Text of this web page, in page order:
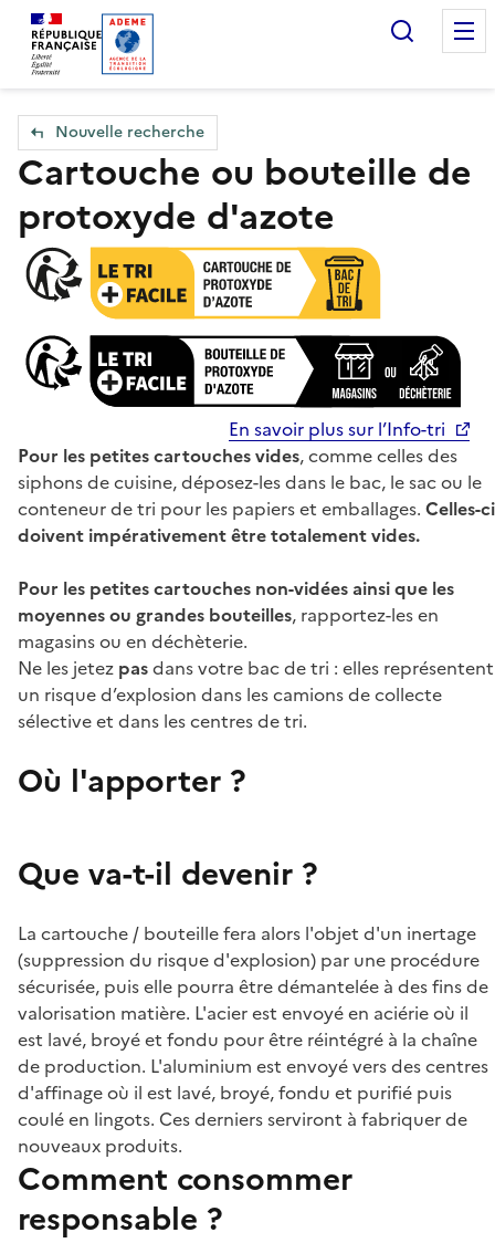
Accueil — Que Faire de mes objets & déchets
Nouvelle recherche
Cartouche ou bouteille de
protoxyde d'azote
En savoir plus sur l’Info-tri
Pour les petites cartouches vides, comme celles des
siphons de cuisine, déposez-les dans le bac, le sac ou le
conteneur de tri pour les papiers et emballages. Celles-ci
doivent impérativement être totalement vides.
Pour les petites cartouches non-vidées ainsi que les
moyennes ou grandes bouteilles, rapportez-les en
magasins ou en déchèterie.
Ne les jetez pasdans votre bac de tri : elles représentent
un risque d’explosion dans les camions de collecte
sélective et dans les centres de tri.
Où l'apporter ?
Que va-t-il devenir ?
La cartouche / bouteille fera alors l'objet d'un inertage
(suppression du risque d'explosion) par une procédure
sécurisée, puis elle pourra être démantelée à des fins de
valorisation matière. L'acier est envoyé en aciérie où il
est lavé, broyé et fondu pour être réintégré à la chaîne
de production. L'aluminium est envoyé vers des centres
d'affinage où il est lavé, broyé, fondu et purifié puis
coulé en lingots. Ces derniers serviront à fabriquer de
nouveaux produits.
Comment consommer
responsable ?